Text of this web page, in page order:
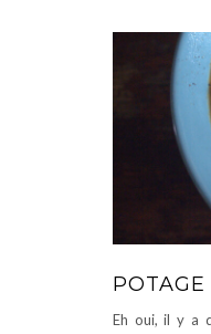
Eh oui, il y a